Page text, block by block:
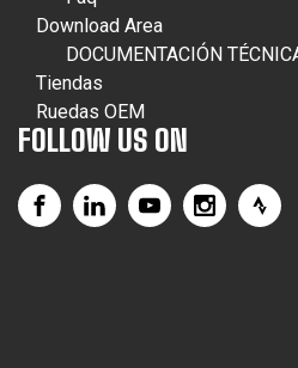
Download Area
DOCUMENTACIÓN
Tiendas
Ruedas OEM
FOLLOW US ON